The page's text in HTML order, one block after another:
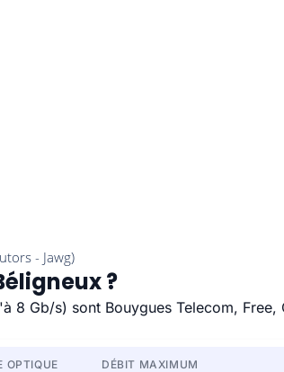
?
Gb/s) sont Bouygues Telecom, Free,
OPTIQUE DÉBIT MAXIMUM